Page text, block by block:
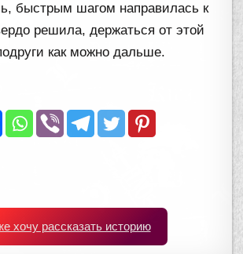
быстрым шагом направилась к
решила, держаться от этой
как можно дальше.
хочу рассказать историю